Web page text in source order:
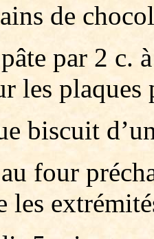
de
par 2 c.
les plaques
biscuit
four
les